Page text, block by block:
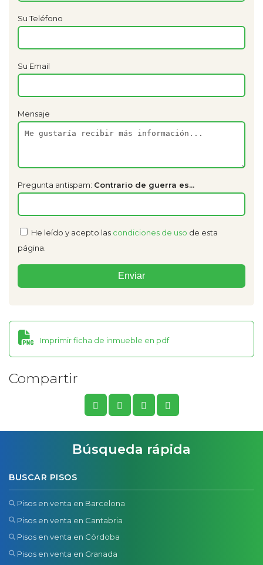
Su Teléfono
Su Email
Mensaje
Pregunta antispam: Contrario de guerra es...
He leído y acepto las condiciones de uso de esta
página.
Imprimir ficha de inmueble en pdf
Compartir
Búsqueda rápida
BUSCAR PISOS
Pisos en venta en Barcelona
Pisos en venta en Cantabria
Pisos en venta en Córdoba
Pisos en venta en Granada